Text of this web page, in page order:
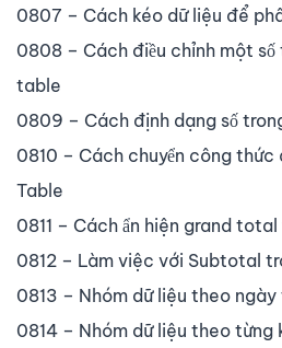
0807 – Cách kéo dữ liệu để
0808 – Cách điều chỉnh một số
table
0809 – Cách định dạng số
0810 – Cách chuyển công
Table
0811 – Cách ẩn hiện grand
0812 – Làm việc với Subtotal
0813 – Nhóm dữ liệu theo
0814 – Nhóm dữ liệu theo từng